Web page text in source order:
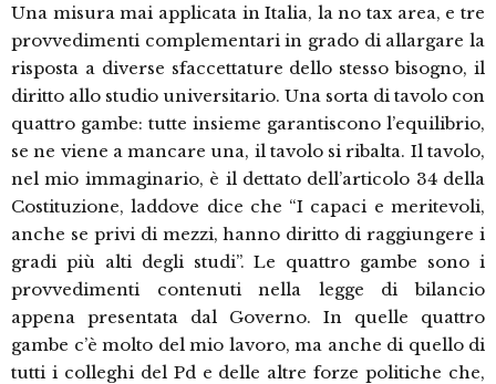
Una misura mai applicata in Italia, la no tax area, e tre
provvedimenti complementari in grado di allargare la
risposta a diverse sfaccettature dello stesso bisogno, il
diritto allo studio universitario. Una sorta di tavolo con
quattro gambe: tutte insieme garantiscono l’equilibrio,
se ne viene a mancare una, il tavolo si ribalta. Il tavolo,
nel mio immaginario, è il dettato dell’articolo 34 della
Costituzione, laddove dice che “I capaci e meritevoli,
anche se privi di mezzi, hanno diritto di raggiungere i
gradi più alti degli studi”. Le quattro gambe sono i
provvedimenti contenuti nella legge di bilancio
appena presentata dal Governo. In quelle quattro
gambe c’è molto del mio lavoro, ma anche di quello di
tutti i colleghi del Pd e delle altre forze politiche che,